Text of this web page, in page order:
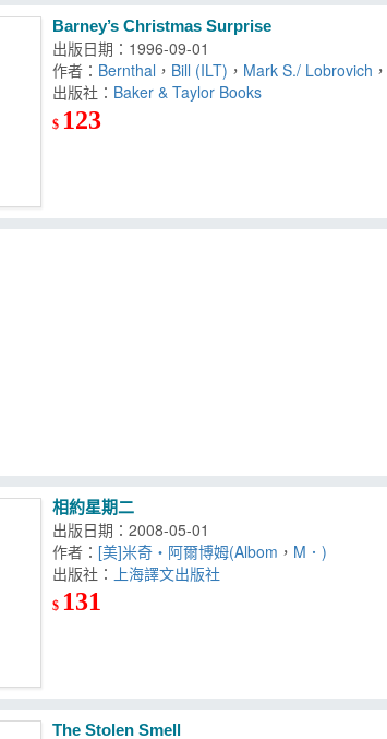
Barney’s Christmas Surprise
出版日期：1996-09-01
作者： Bernthal ， Bill (ILT) ， Mark S./ Lobrovich ，
出版社： Baker & Taylor Books
$ 123
相約星期二
出版日期：2008-05-01
作者： [美]米奇‧阿爾博姆(Albom ， M．)
出版社： 上海譯文出版社
$ 131
The Stolen Smell